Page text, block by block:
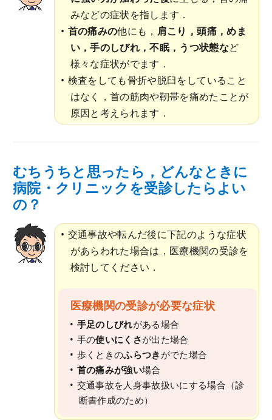
みなどの症状を指します．
首の痛みの他にも， 肩こり，頭痛，めま
い，手のしびれ，不眠，うつ状態など
様々な症状がでます．
検査をしても骨折や脱臼をしていること
はなく，首の筋肉や靭帯を痛めたことが
原因と考えられます．
むちうちと思ったら，どんなときに
病院・クリニックを受診したらよい
の？
交通事故や転んだ後に下記のような症状
があらわれた場合は，医療機関の受診を
検討してください．
医療機関の受診が必要な症状
手足のしびれがある場合
手の使いにくさが出た場合
歩くときのふらつき がでた場合
首の痛みが強い場合
交通事故を人身事故扱いにする場合（診
断書作成のため）